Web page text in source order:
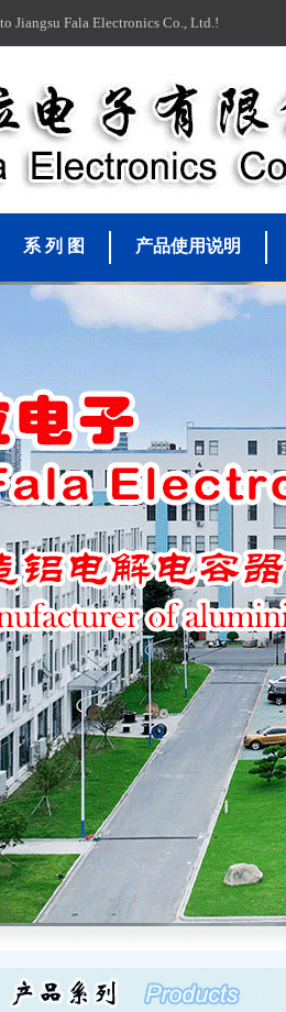
Fala Electronics Co., Ltd.!
系 列 图 产品使用说明